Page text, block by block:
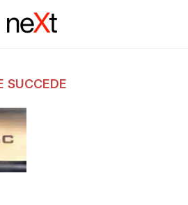
SUCCEDE